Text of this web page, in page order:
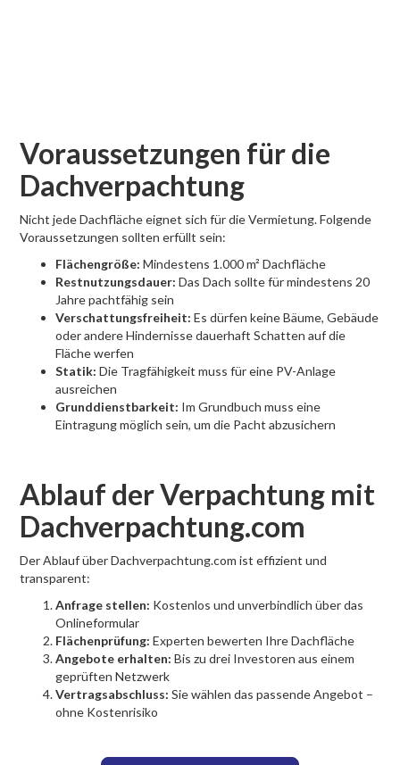
Voraussetzungen für die
Dachverpachtung
Nicht jede Dachfläche eignet sich für die Vermietung. Folgende
Voraussetzungen sollten erfüllt sein:
Flächengröße: Mindestens 1.000 m² Dachfläche
Restnutzungsdauer: Das Dach sollte für mindestens 20
Jahre pachtfähig sein
Verschattungsfreiheit: Es dürfen keine Bäume, Gebäude
oder andere Hindernisse dauerhaft Schatten auf die
Fläche werfen
Statik: Die Tragfähigkeit muss für eine PV-Anlage
ausreichen
Grunddienstbarkeit: Im Grundbuch muss eine
Eintragung möglich sein, um die Pacht abzusichern
Ablauf der Verpachtung mit
Dachverpachtung.com
Der Ablauf über Dachverpachtung.com ist effizient und
transparent:
Anfrage stellen: Kostenlos und unverbindlich über das
Onlineformular
Flächenprüfung: Experten bewerten Ihre Dachfläche
Angebote erhalten: Bis zu drei Investoren aus einem
geprüften Netzwerk
Vertragsabschluss: Sie wählen das passende Angebot –
ohne Kostenrisiko